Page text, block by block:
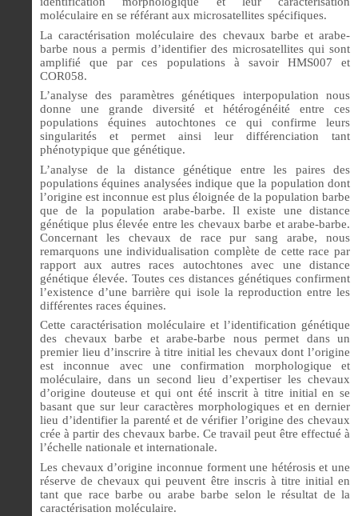
moléculaire en se référant aux microsatellites spécifiques.
La caractérisation moléculaire des chevaux barbe et arabe-
barbe nous a permis d’identifier des microsatellites qui sont
amplifié que par ces populations à savoir HMS007 et
COR058.
L’analyse des paramètres génétiques interpopulation nous
donne une grande diversité et hétérogénéité entre ces
populations équines autochtones ce qui confirme leurs
singularités et permet ainsi leur différenciation tant
phénotypique que génétique.
L’analyse de la distance génétique entre les paires des
populations équines analysées indique que la population dont
l’origine est inconnue est plus éloignée de la population barbe
que de la population arabe-barbe. Il existe une distance
génétique plus élevée entre les chevaux barbe et arabe-barbe.
Concernant les chevaux de race pur sang arabe, nous
remarquons une individualisation complète de cette race par
rapport aux autres races autochtones avec une distance
génétique élevée. Toutes ces distances génétiques confirment
l’existence d’une barrière qui isole la reproduction entre les
différentes races équines.
Cette caractérisation moléculaire et l’identification génétique
des chevaux barbe et arabe-barbe nous permet dans un
premier lieu d’inscrire à titre initial les chevaux dont l’origine
est inconnue avec une confirmation morphologique et
moléculaire, dans un second lieu d’expertiser les chevaux
d’origine douteuse et qui ont été inscrit à titre initial en se
basant que sur leur caractères morphologiques et en dernier
lieu d’identifier la parenté et de vérifier l’origine des chevaux
crée à partir des chevaux barbe. Ce travail peut être effectué à
l’échelle nationale et internationale.
Les chevaux d’origine inconnue forment une hétérosis et une
réserve de chevaux qui peuvent être inscris à titre initial en
tant que race barbe ou arabe barbe selon le résultat de la
caractérisation moléculaire.